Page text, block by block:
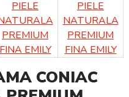
CONIAC